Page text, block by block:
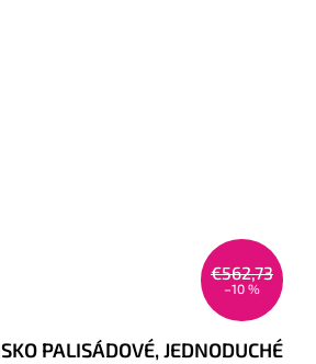
€562,73
–10 %
PALISÁDOVÉ, JEDNODUCHÉ